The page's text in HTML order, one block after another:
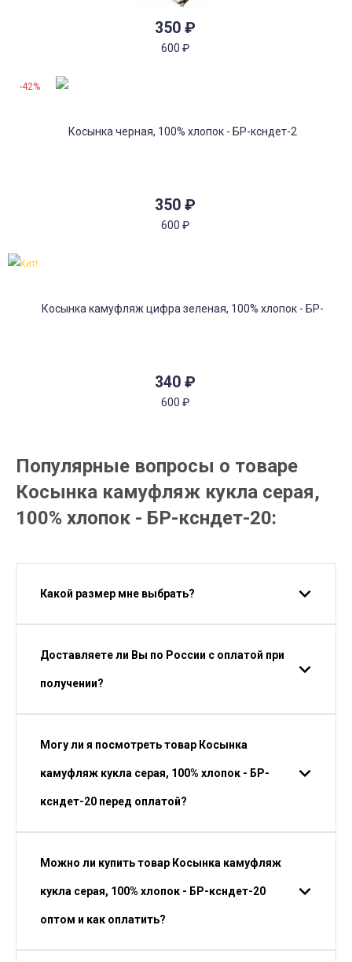
350 ₽
600 ₽
350 ₽
600 ₽
-42%
340 ₽
600 ₽
Хит!
Популярные вопросы о товаре
Косынка камуфляж кукла серая,
100% хлопок - БР-ксндет-20:
Какой размер мне выбрать?
Доставляете ли Вы по России с оплатой при
получении?
Могу ли я посмотреть товар Косынка
камуфляж кукла серая, 100% хлопок - БР-
ксндет-20 перед оплатой?
Можно ли купить товар Косынка камуфляж
кукла серая, 100% хлопок - БР-ксндет-20
оптом и как оплатить?